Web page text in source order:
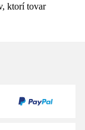
ktorí tovar